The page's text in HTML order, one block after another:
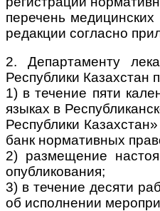
перечень
редакции согласно
2. Департаменту
Республики Казахстан
1) в течение пяти
языках в
Республики
банк нормативных
2) размещение
опубликования;
3) в течение десяти
об исполнении